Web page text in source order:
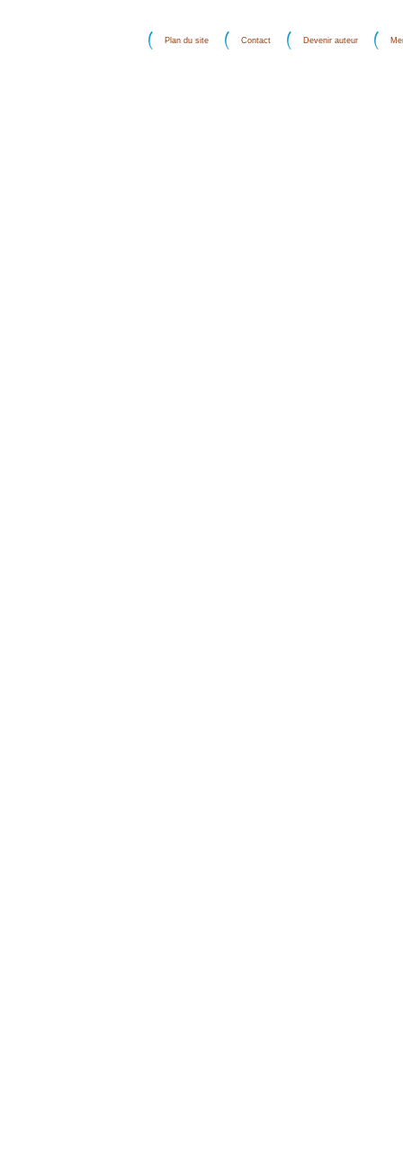
Plan du site Contact Devenir auteur